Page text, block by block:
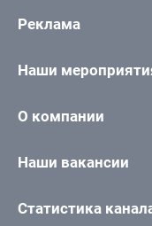
Реклама
Наши
О компании
Наши вакансии
Статистика